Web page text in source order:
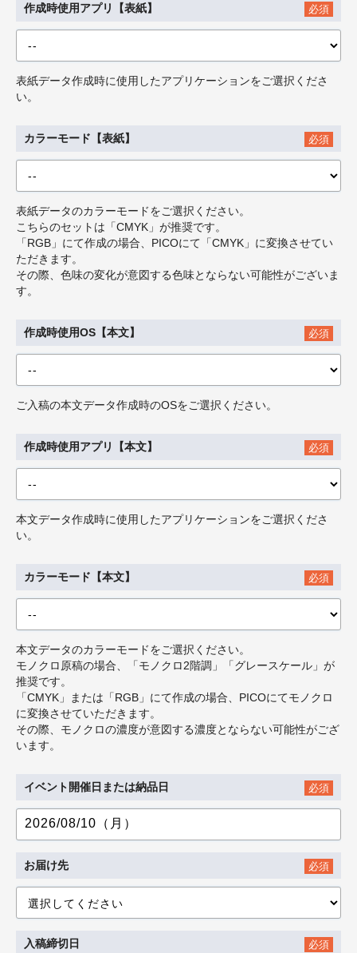
作成時使用アプリ【表紙】 必須
表紙データ作成時に使用したアプリケーションをご選択くださ
い。
カラーモード【表紙】 必須
表紙データのカラーモードをご選択ください。
こちらのセットは「CMYK」が推奨です。
「RGB」にて作成の場合、PICOにて「CMYK」に変換させてい
ただきます。
その際、色味の変化が意図する色味とならない可能性がございま
す。
作成時使用OS【本文】 必須
ご入稿の本文データ作成時のOSをご選択ください。
作成時使用アプリ【本文】 必須
本文データ作成時に使用したアプリケーションをご選択くださ
い。
カラーモード【本文】 必須
本文データのカラーモードをご選択ください。
モノクロ原稿の場合、「モノクロ2階調」「グレースケール」が
推奨です。
「CMYK」または「RGB」にて作成の場合、PICOにてモノクロ
に変換させていただきます。
その際、モノクロの濃度が意図する濃度とならない可能性がござ
います。
イベント開催日または納品日 必須
お届け先 必須
入稿締切日 必須